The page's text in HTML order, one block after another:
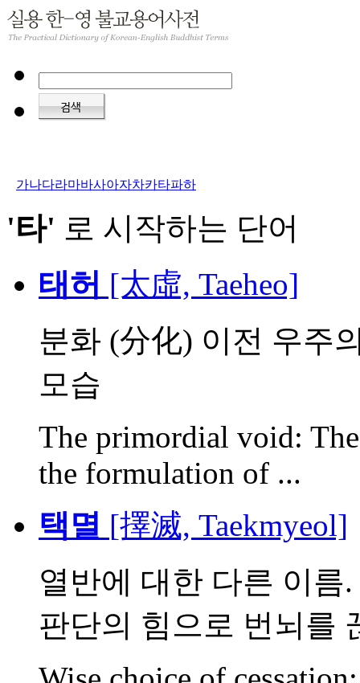
가나다라마바사아자차카타파하
'타' 로 시작하는 단어
태허 [太虛, Taeheo]
분화 (分化) 이전 우주
모습
The primordial void:
the formulation of ...
택멸 [擇滅, Taekmyeol]
열반에 대한 다른 이름
판단의 힘으로 번뇌를